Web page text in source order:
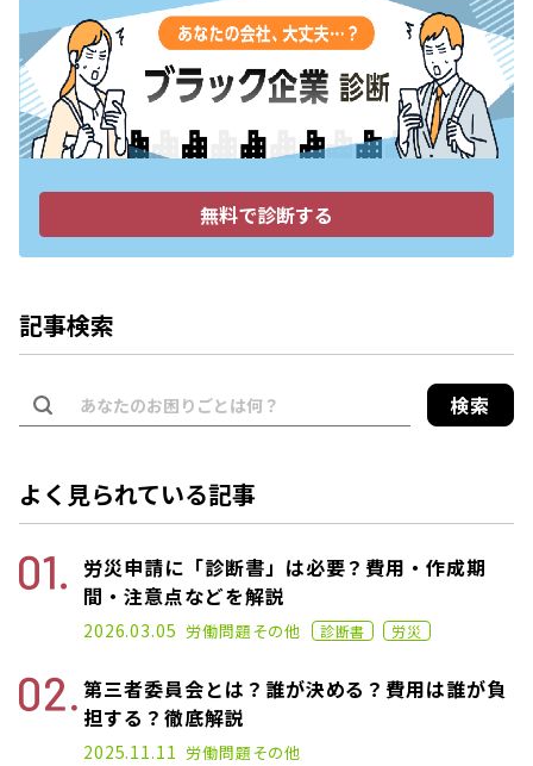
無料で診断する
記事検索
検索
よく見られている記事
労災申請に「診断書」は必要？費用・作成期
間・注意点などを解説
2024.11.22
2026.03.05 労働問題その他 診断書 労災
第三者委員会とは？誰が決める？費用は誰が負
担する？徹底解説
2025.06.18
2025.11.11 労働問題その他